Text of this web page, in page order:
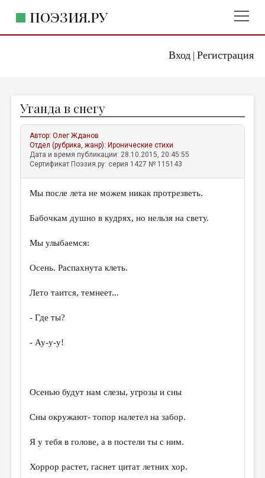
Вход| Регистрация
ПОЭЗИЯ.РУ
ЖАНРЫ
АВТОРЫ
КОММЕНТАРИИ
ЛИТСАЛОН
НОВОСТИ
ПРАВИЛА САЙТА
ОТДЕЛЫ И РУБРИКИ
ИЗБРАННОЕ
ПЕРЕВОДЫ
КОНКУРСЫ
КНИЖНАЯ ПОЛКА
ОБЪЯВЛЕНИЯ
Уганда в снегу
Автор:Олег Жданов
Отдел (рубрика, жанр): Иронические стихи
Дата и время публикации: 28.10.2015, 20:45:55
Сертификат Поэзия.ру: серия 1427 № 115143
Мы после лета не можем никак протрезветь.
Бабочкам душно в кудрях, но нельзя на свету.
Мы улыбаемся:
Осень. Распахнута клеть.
Лето таится, темнеет...
- Где ты?
- Ау-у-у!
Осенью будут нам слезы, угрозы и сны
Сны окружают- топор налетел на забор.
Я у тебя в голове, а в постели ты с ним.
Хоррор растет, гаснет цитат летних хор.